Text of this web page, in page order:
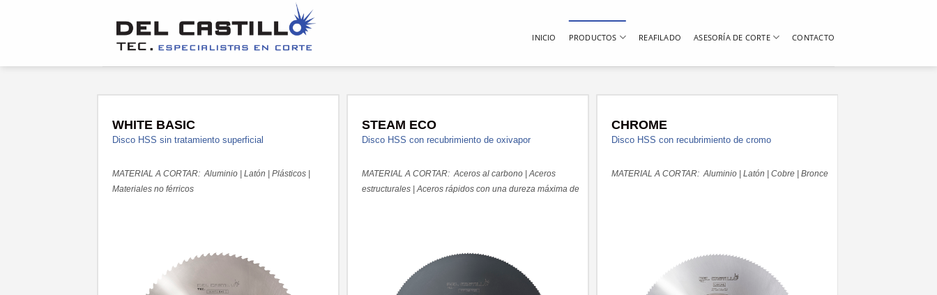
INICIO PRODUCTOS REAFILADO ASESORÍA DE CORTE CONTACTO
WHITE BASIC
Disco HSS sin tratamiento superficial
MATERIAL A CORTAR: Aluminio | Latón | Plásticos |
Materiales no férricos
STEAM ECO
Disco HSS con recubrimiento de oxivapor
MATERIAL A CORTAR: Aceros al carbono | Aceros
estructurales | Aceros rápidos con una dureza máxima de
CHROME
Disco HSS con recubrimiento de cromo
MATERIAL A CORTAR: Aluminio | Latón | Cobre | Bronce